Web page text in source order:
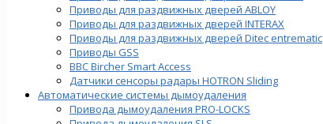
Приводы для раздвижных дверей ABLOY
Приводы для раздвижных дверей INTERAX
Приводы для раздвижных дверей Ditec entrematic
Приводы GSS
BBC Bircher Smart Access
Датчики сенсоры радары HOTRON Sliding
Автоматические системы дымоудаления
Привода дымоудаления PRO-LOCKS